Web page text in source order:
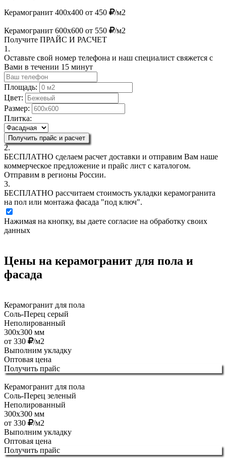
Керамогранит 400х400 от 450 /м2
Керамогранит 600х600 от 550
/м2
Получите ПРАЙС И РАСЧЕТ
1.
Оставьте свой номер телефона и наш специалист свяжется с
Вами в течении 15 минут
Площадь:
Цвет:
Размер:
Плитка:
Получить прайс и расчет
2.
БЕСПЛАТНО сделаем расчет доставки и отправим Вам наше
коммерческое предложение и прайс лист с каталогом.
Отправим в регионы России.
3.
БЕСПЛАТНО рассчитаем стоимость укладки керамогранита
на пол или монтажа фасада "под ключ".
Нажимая на кнопку, вы даете согласие на обработку своих
данных
Цены на керамогранит для пола и
фасада
Керамогранит для пола
Соль-Перец серый
Неполированный
300х300 мм
от 330
/м2
Выполним укладку
Оптовая цена
Получить прайс
Керамогранит для пола
Соль-Перец зеленый
Неполированный
300х300 мм
от 330
/м2
Выполним укладку
Оптовая цена
Получить прайс